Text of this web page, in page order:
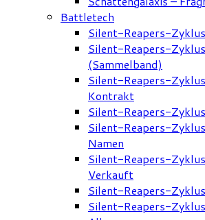
Battletech
Silent-Reapers-Zyklus
Silent-Reapers-
(Sammelband)
Silent-Reapers-
Kontrakt
Silent-Reapers-
Silent-Reapers-
Namen
Silent-Reapers-
Verkauft
Silent-Reapers-
Silent-Reapers-